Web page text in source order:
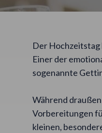
Der
Einer der
sogenannte
Während
Vorbereitungen
kleinen,